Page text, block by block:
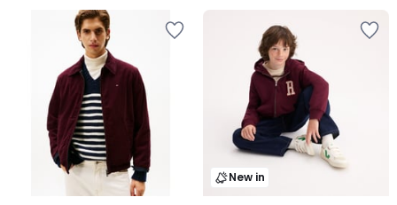
New in